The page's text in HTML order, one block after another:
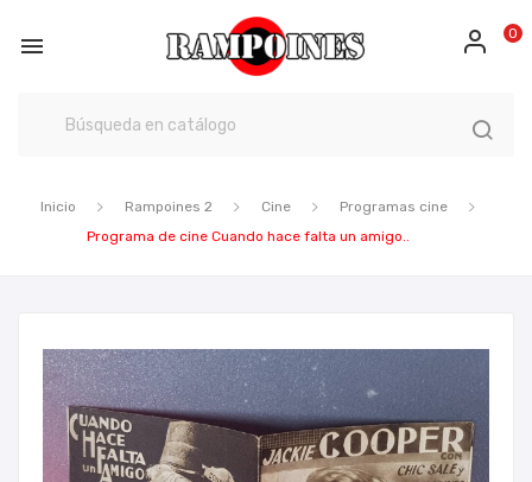
 0
Inicio Rampoines 2 Cine
Programas cine
Programa de cine Cuando hace falta un amigo..